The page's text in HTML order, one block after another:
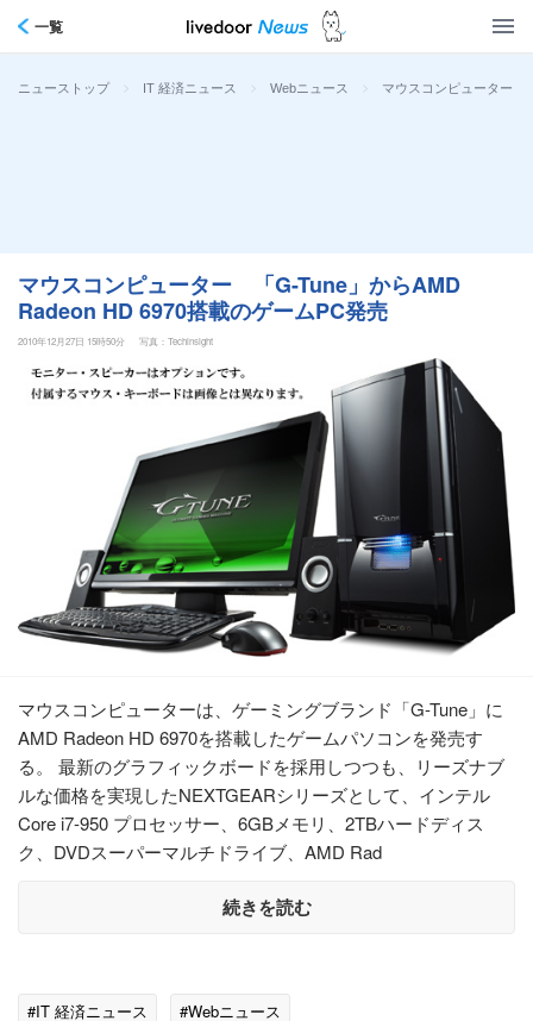
一覧
ニューストップ > IT 経済ニュース > Webニュース > マウスコンピューター
マウスコンピューター 「G-Tune」からAMD
Radeon HD 6970搭載のゲームPC発売
2010年12月27日 15時50分 写真：Techinsight
マウスコンピューターは、ゲーミングブランド「G-Tune」に
AMD Radeon HD 6970を搭載したゲームパソコンを発売す
る。 最新のグラフィックボードを採用しつつも、リーズナブ
ルな価格を実現したNEXTGEARシリーズとして、インテル
Core i7-950 プロセッサー、6GBメモリ、2TBハードディス
ク、DVDスーパーマルチドライブ、AMD Rad
続きを読む
#IT 経済ニュース #Webニュース